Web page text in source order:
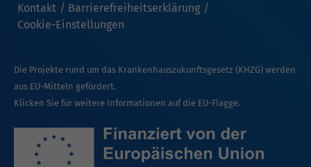
Kontakt
Barrierefreiheitserklärung
Cookie-Einstellungen
Die Projekte rund um das Krankenhauszukunftsgesetz (KHZG) werden
aus EU-Mitteln gefördert.
Klicken Sie für weitere Informationen auf die EU-Flagge.